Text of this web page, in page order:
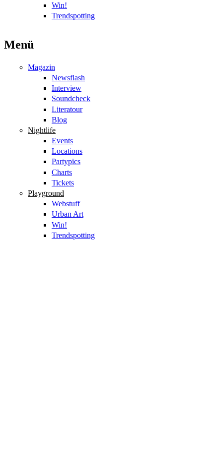
Win!
Trendspotting
Menü
Magazin
Newsflash
Interview
Soundcheck
Literatour
Blog
Nightlife
Events
Locations
Partypics
Charts
Tickets
Playground
Webstuff
Urban Art
Win!
Trendspotting